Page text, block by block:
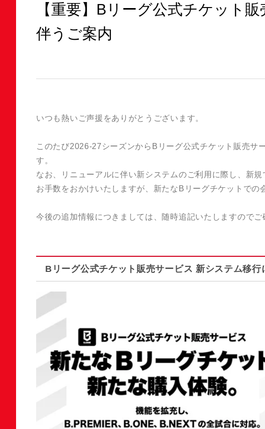
【重要】Bリーグ公式チケット
伴うご案内
いつも熱いご声援をありがとうございます。
このたび2026-27シーズンからBリーグ公式チケット販売サ
す。
なお、リニューアルに伴い新システムのご利用に際し、新
お手数をおかけいたしますが、新たなBリーグチケットでの
今後の追加情報につきましては、随時追記いたしますのでご
Bリーグ公式チケット販売サービス 新システム移行